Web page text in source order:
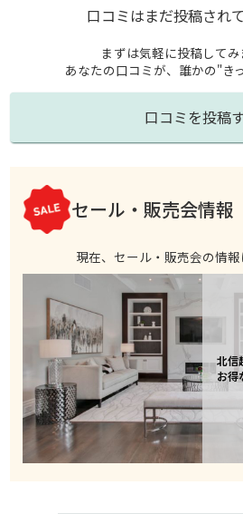
口コミはまだ投稿され
まずは気軽に投稿して
あなたの口コミが、誰かの"き
口コミを投稿
セール・販売会情報
現在、セール・販売会の情報
北信
お得